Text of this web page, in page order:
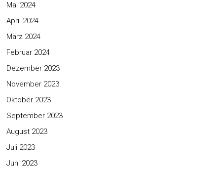
Mai 2024
April 2024
März 2024
Februar 2024
Dezember 2023
November 2023
Oktober 2023
September 2023
August 2023
Juli 2023
Juni 2023